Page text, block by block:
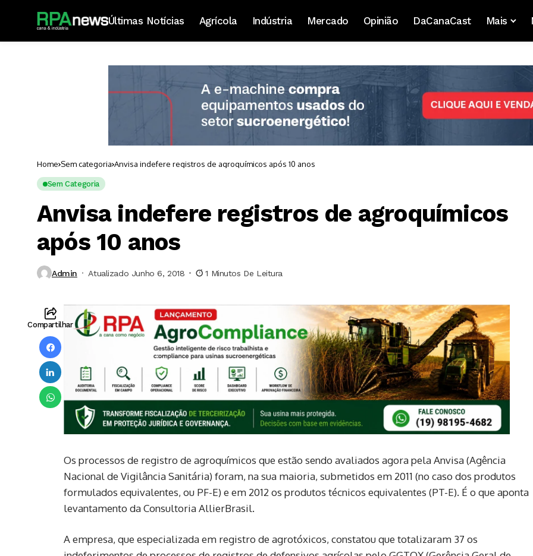
Últimas Notícias Agrícola Indústria Mercado Opinião DaCanaCast Mais
Home Sem categoria Anvisa indefere registros de agroquímicos após 10 anos
Sem Categoria
Anvisa indefere registros de agroquímicos
após 10 anos
Admin Atualizado Junho 6, 2018 1 Minutos De Leitura
Compartilhar
Os processos de registro de agroquímicos que estão sendo avaliados agora pela Anvisa (Agência
Nacional de Vigilância Sanitária) foram, na sua maioria, submetidos em 2011 (no caso dos produtos
formulados equivalentes, ou PF-E) e em 2012 os produtos técnicos equivalentes (PT-E). É o que aponta
levantamento da Consultoria AllierBrasil.
A empresa, que especializada em registro de agrotóxicos, constatou que totalizaram 37 os